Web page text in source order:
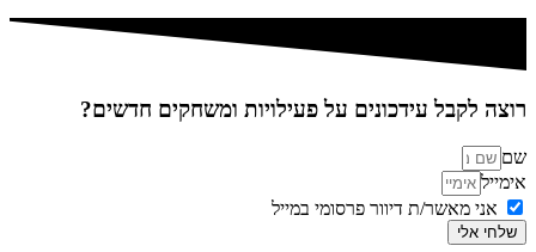
רוצה לקבל עידכונים על פעילויות ומשחקים חדשים?
שם
אימייל
אני מאשר/ת דיוור פרסומי במייל
שלחי אלי